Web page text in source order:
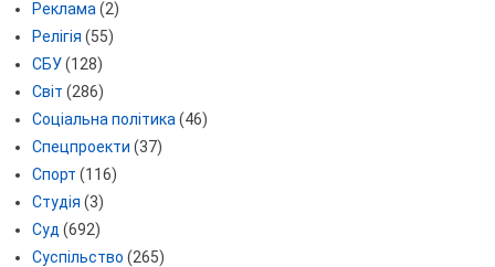
Реклама (2)
Релігія (55)
СБУ(128)
Світ (286)
Соціальна політика (46)
Спецпроекти (37)
Спорт (116)
Студія (3)
Суд (692)
Суспільство (265)